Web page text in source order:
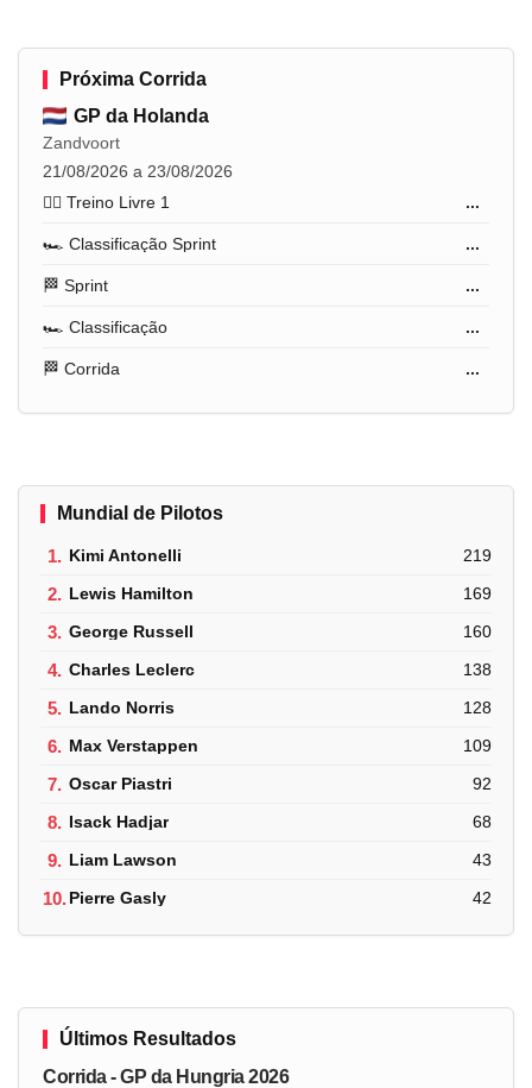
Próxima Corrida
GP da Holanda
Zandvoort
21/08/2026 a 23/08/2026
🏋️‍♂️ Treino Livre 1
...
🏎️ Classificação Sprint ...
🏁 Sprint ...
🏎️ Classificação ...
🏁 Corrida ...
Mundial de Pilotos
1. Kimi Antonelli 219
2. Lewis Hamilton 169
3. George Russell 160
4. Charles Leclerc 138
5. Lando Norris 128
6. Max Verstappen 109
7. Oscar Piastri 92
8. Isack Hadjar 68
9. Liam Lawson 43
10.Pierre Gasly 42
Últimos Resultados
Corrida - GP da Hungria 2026